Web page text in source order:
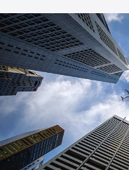
一线品牌中付支付POS
买 - POS支付创业网 ...